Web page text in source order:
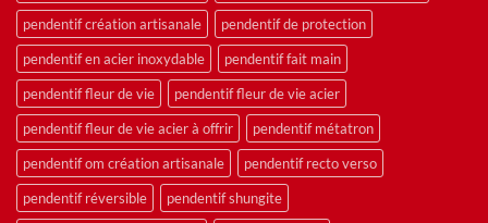
pendentif création artisanale
pendentif de protection
pendentif en acier inoxydable
pendentif fait main
pendentif fleur de vie
pendentif fleur de vie acier
pendentif fleur de vie acier à offrir
pendentif métatron
pendentif om création artisanale
pendentif recto verso
pendentif réversible
pendentif shungite